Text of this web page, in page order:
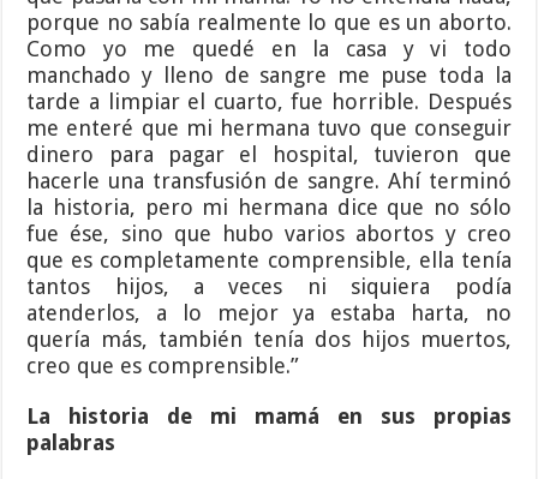
porque no sabía realmente lo que es un aborto.
Como yo me quedé en la casa y vi todo
manchado y lleno de sangre me puse toda la
tarde a limpiar el cuarto, fue horrible. Después
me enteré que mi hermana tuvo que conseguir
dinero para pagar el hospital, tuvieron que
hacerle una transfusión de sangre. Ahí terminó
la historia, pero mi hermana dice que no sólo
fue ése, sino que hubo varios abortos y creo
que es completamente comprensible, ella tenía
tantos hijos, a veces ni siquiera podía
atenderlos, a lo mejor ya estaba harta, no
quería más, también tenía dos hijos muertos,
creo que es comprensible.”
La historia de mi mamá en sus propias
palabras